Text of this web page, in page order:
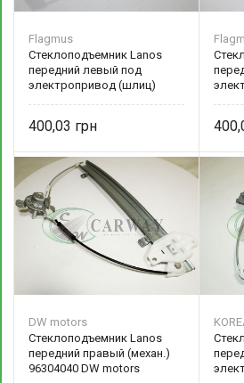
Flagmus
Стеклоподъемник Lanos
передний левый под
электропривод (шлиц)
400,03
DW motors
Стеклоподъемник Lanos
передний правый (механ.)
96304040 DW motors